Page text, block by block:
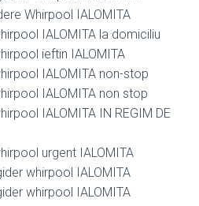
Whirpool IALOMITA
IALOMITA la domiciliu
ieftin IALOMITA
IALOMITA non-stop
IALOMITA non stop
IALOMITA IN REGIM DE
urgent IALOMITA
whirpool IALOMITA
whirpool IALOMITA